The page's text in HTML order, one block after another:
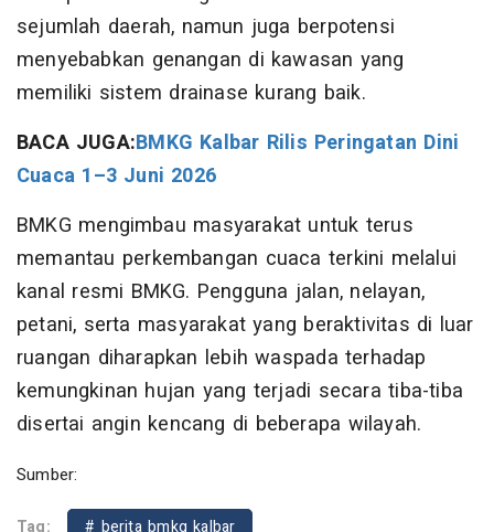
sejumlah daerah, namun juga berpotensi
menyebabkan genangan di kawasan yang
memiliki sistem drainase kurang baik.
BACA JUGA:BMKG Kalbar Rilis Peringatan Dini
Cuaca 1–3 Juni 2026
BMKG mengimbau masyarakat untuk terus
memantau perkembangan cuaca terkini melalui
kanal resmi BMKG. Pengguna jalan, nelayan,
petani, serta masyarakat yang beraktivitas di luar
ruangan diharapkan lebih waspada terhadap
kemungkinan hujan yang terjadi secara tiba-tiba
disertai angin kencang di beberapa wilayah.
Sumber:
Tag:
# berita bmkg kalbar